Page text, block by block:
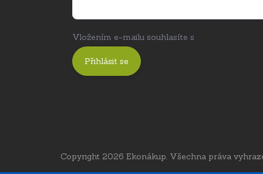
Vložením e-mailu souhlasíte s
Přihlásit se
Copyright 2026 Ekonákup. Všechna práva